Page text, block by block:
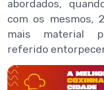
abordados,
com os mesmos,
mais material
referido